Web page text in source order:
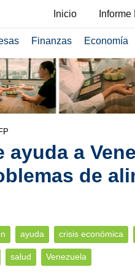
Inicio
Finanzas Economía
ayuda a
de
ayuda crisis económica
salud Venezuela